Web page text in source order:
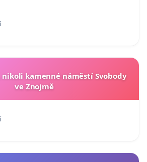
nikoli kamenné náměstí Svobody
ve Znojmě